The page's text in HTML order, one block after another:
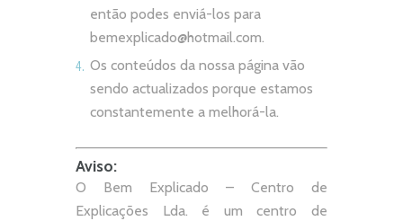
então podes enviá-los para
bemexplicado@hotmail.com.
Os conteúdos da nossa página vão
sendo actualizados porque estamos
constantemente a melhorá-la.
Aviso:
O Bem Explicado – Centro de
Explicações Lda. é um centro de